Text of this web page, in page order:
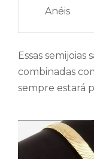
Anéis
Essas
combinadas
sempre estará